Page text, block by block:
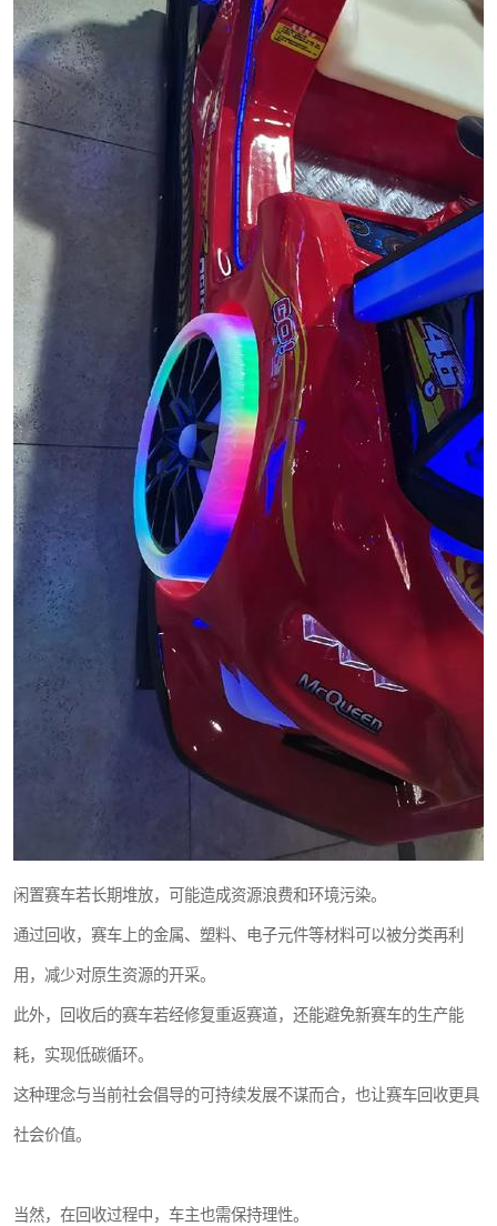
闲置赛车若长期堆放，可能造成资源浪费和环境污染。
通过回收，赛车上的金属、塑料、电子元件等材料可以被分类再利
用，减少对原生资源的开采。
此外，回收后的赛车若经修复重返赛道，还能避免新赛车的生产能
耗，实现低碳循环。
这种理念与当前社会倡导的可持续发展不谋而合，也让赛车回收更具
社会价值。
当然，在回收过程中，车主也需保持理性。